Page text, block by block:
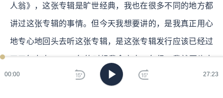
00:00 27:23
人翁》，这张专辑是旷世经典，我也在很多不同的地方都
讲过这张专辑的事情。但今天我想要讲的，是我真正用心
地专心地回头去听这张专辑，是这张专辑发行应该已经过
听罗大佑的作品，从第一张专辑《知乎者也》，听到第二